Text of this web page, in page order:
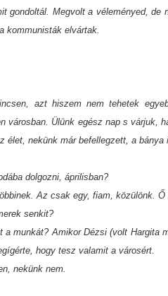
gondoltál. Megvolt a véleményed, de
kommunisták elvártak.
azt hiszem nem tehetek
városban. Ülünk egész nap s várjuk,
nekünk már befellegzett, a bánya
dolgozni, áprilisban?
Az csak egy, fiam, közülönk. Ő
senkit?
munkát? Amikor Dézsi (volt Hargita
hogy tesz valamit a városért.
nekünk nem.